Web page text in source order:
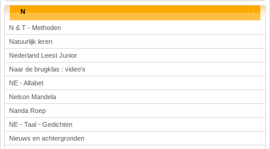
N
N & T - Methoden
Natuurlijk leren
Nederland Leest Junior
Naar de brugklas : video's
NE - Alfabet
Nelson Mandela
Nanda Roep
NE - Taal - Gedichten
Nieuws en achtergronden